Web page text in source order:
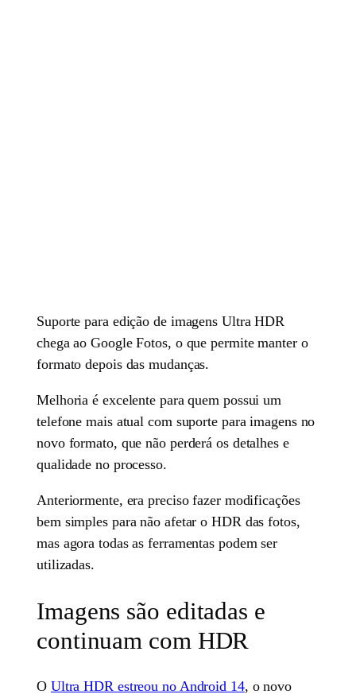
Suporte para edição de imagens Ultra HDR
chega ao Google Fotos, o que permite manter o
formato depois das mudanças.
Melhoria é excelente para quem possui um
telefone mais atual com suporte para imagens no
novo formato, que não perderá os detalhes e
qualidade no processo.
Anteriormente, era preciso fazer modificações
bem simples para não afetar o HDR das fotos,
mas agora todas as ferramentas podem ser
utilizadas.
Imagens são editadas e
continuam com HDR
O Ultra HDR estreou no Android 14, o novo